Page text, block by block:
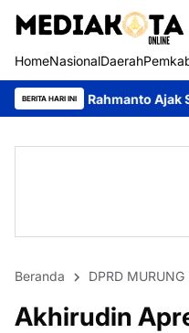
HomeNasionalDaerah
BERITA HARI INI
Ajak Seluruh Elemen
Beranda DPRD MURUNG
Akhirudin